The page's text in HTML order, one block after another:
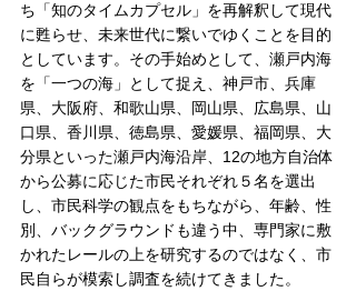
ち「知のタイムカプセル」を再解釈して現代
に甦らせ、未来世代に繋いでゆくことを目的
としています。その手始めとして、瀬戸内海
を「一つの海」として捉え、神戸市、兵庫
県、大阪府、和歌山県、岡山県、広島県、山
口県、香川県、徳島県、愛媛県、福岡県、大
分県といった瀬戸内海沿岸、12の地方自治体
から公募に応じた市民それぞれ５名を選出
し、市民科学の観点をもちながら、年齢、性
別、バックグラウンドも違う中、専門家に敷
かれたレールの上を研究するのではなく、市
民自らが模索し調査を続けてきました。